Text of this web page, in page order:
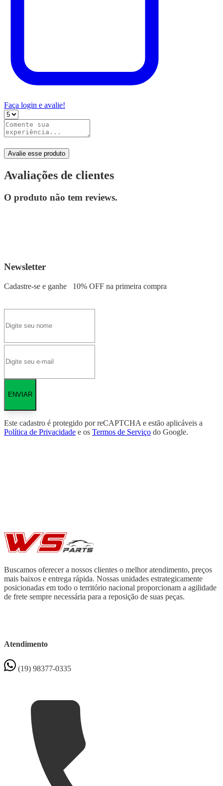
Faça login e avalie!
Avalie esse produto
Avaliações de clientes
O produto não tem reviews.
Newsletter
Cadastre-se e ganhe 10% OFF na primeira compra
ENVIAR
Este cadastro é protegido por reCAPTCHA e estão aplicáveis a
Política de Privacidade e os Termos de Serviço do Google.
Buscamos oferecer a nossos clientes o melhor atendimento, preços
mais baixos e entrega rápida. Nossas unidades estrategicamente
posicionadas em todo o território nacional proporcionam a agilidade
de frete sempre necessária para a reposição de suas peças.
Atendimento
(19) 98377-0335